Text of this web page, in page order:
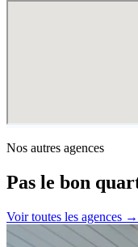
Nos autres agences
Pas le bon
Voir toutes les agences →